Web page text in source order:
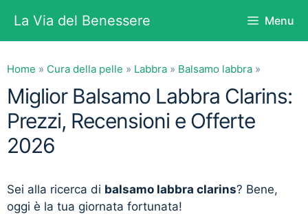
contenuto
La Via del Benessere Menu
Home » Cura della pelle » Labbra » Balsamo labbra »
Miglior Balsamo Labbra Clarins:
Prezzi, Recensioni e Offerte
2026
Sei alla ricerca di balsamo labbra clarins? Bene,
oggi è la tua giornata fortunata!